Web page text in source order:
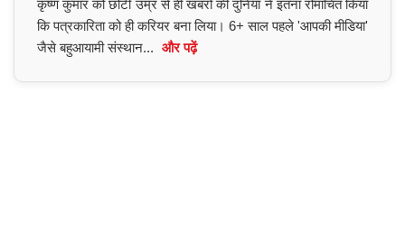
कृष्ण कुमार को छोटी उम्र से ही खबरों की दुनिया ने इतना रोमांचित किया
कि पत्रकारिता को ही करियर बना लिया। 6+ साल पहले 'आपकी मीडिया'
जैसे बहुआयामी संस्थान... और पढ़ें